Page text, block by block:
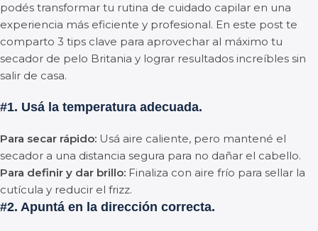
podés transformar tu rutina de cuidado capilar en una
experiencia más eficiente y profesional. En este post te
comparto 3 tips clave para aprovechar al máximo tu
secador de pelo Britania y lograr resultados increíbles sin
salir de casa.
#1. Usá la temperatura adecuada.
Para secar rápido: Usá aire caliente, pero mantené el
secador a una distancia segura para no dañar el cabello.
Para definir y dar brillo: Finaliza con aire frío para sellar la
cutícula y reducir el frizz.
#2. Apuntá en la dirección correcta.